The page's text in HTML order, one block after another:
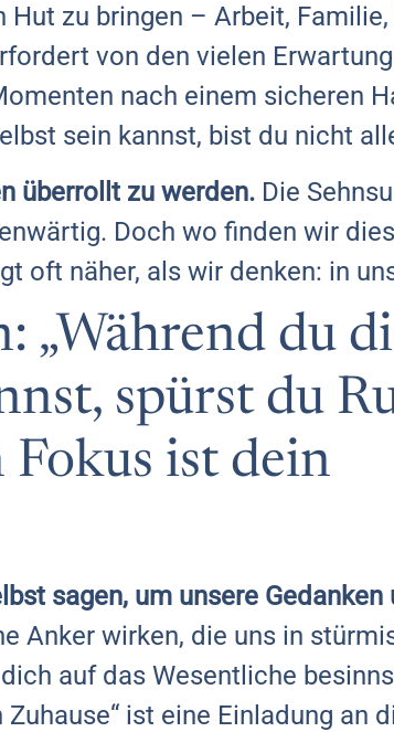
zu bringen – Arbeit, Familie,
von den vielen
nach einem sicheren
sein kannst, bist du nicht
überrollt zu werden. Die
Doch wo finden wir
oft näher, als wir denken: in
„Während du
spürst du
ist dein
sagen, um unsere Gedanken
Anker wirken, die uns in
auf das Wesentliche
ist eine Einladung an